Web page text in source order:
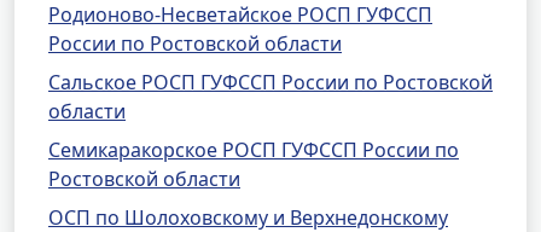
Родионово-Несветайское РОСП ГУФССП
России по Ростовской области
Сальское РОСП ГУФССП России по Ростовской
области
Семикаракорское РОСП ГУФССП России по
Ростовской области
ОСП по Шолоховскому и Верхнедонскому